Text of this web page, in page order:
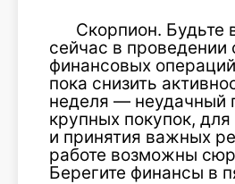
Скорпион. Будьте
сейчас в проведении
финансовых
пока снизить
неделя — неудачный
крупных покупок,
и принятия важных
работе возможны
Берегите финансы в